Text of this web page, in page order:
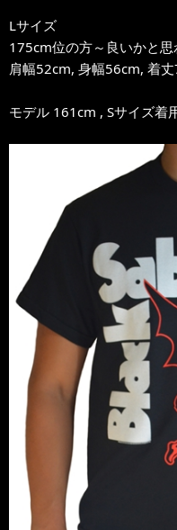
Lサイズ
175cm位の方～良いかと思
肩幅52cm, 身幅56cm, 着
モデル 161cm , Sサイズ着